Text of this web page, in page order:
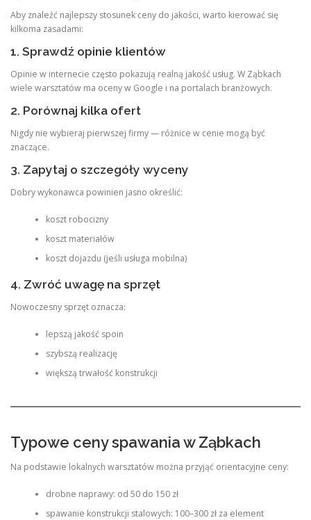
Aby znaleźć najlepszy stosunek ceny do jakości, warto kierować się
kilkoma zasadami:
1. Sprawdź opinie klientów
Opinie w internecie często pokazują realną jakość usług. W Ząbkach
wiele warsztatów ma oceny w Google i na portalach branżowych.
2. Porównaj kilka ofert
Nigdy nie wybieraj pierwszej firmy — różnice w cenie mogą być
znaczące.
3. Zapytaj o szczegóły wyceny
Dobry wykonawca powinien jasno określić:
koszt robocizny
koszt materiałów
koszt dojazdu (jeśli usługa mobilna)
4. Zwróć uwagę na sprzęt
Nowoczesny sprzęt oznacza:
lepszą jakość spoin
szybszą realizację
większą trwałość konstrukcji
Typowe ceny spawania w Ząbkach
Na podstawie lokalnych warsztatów można przyjąć orientacyjne ceny:
drobne naprawy: od 50 do 150 zł
spawanie konstrukcji stalowych: 100–300 zł za element